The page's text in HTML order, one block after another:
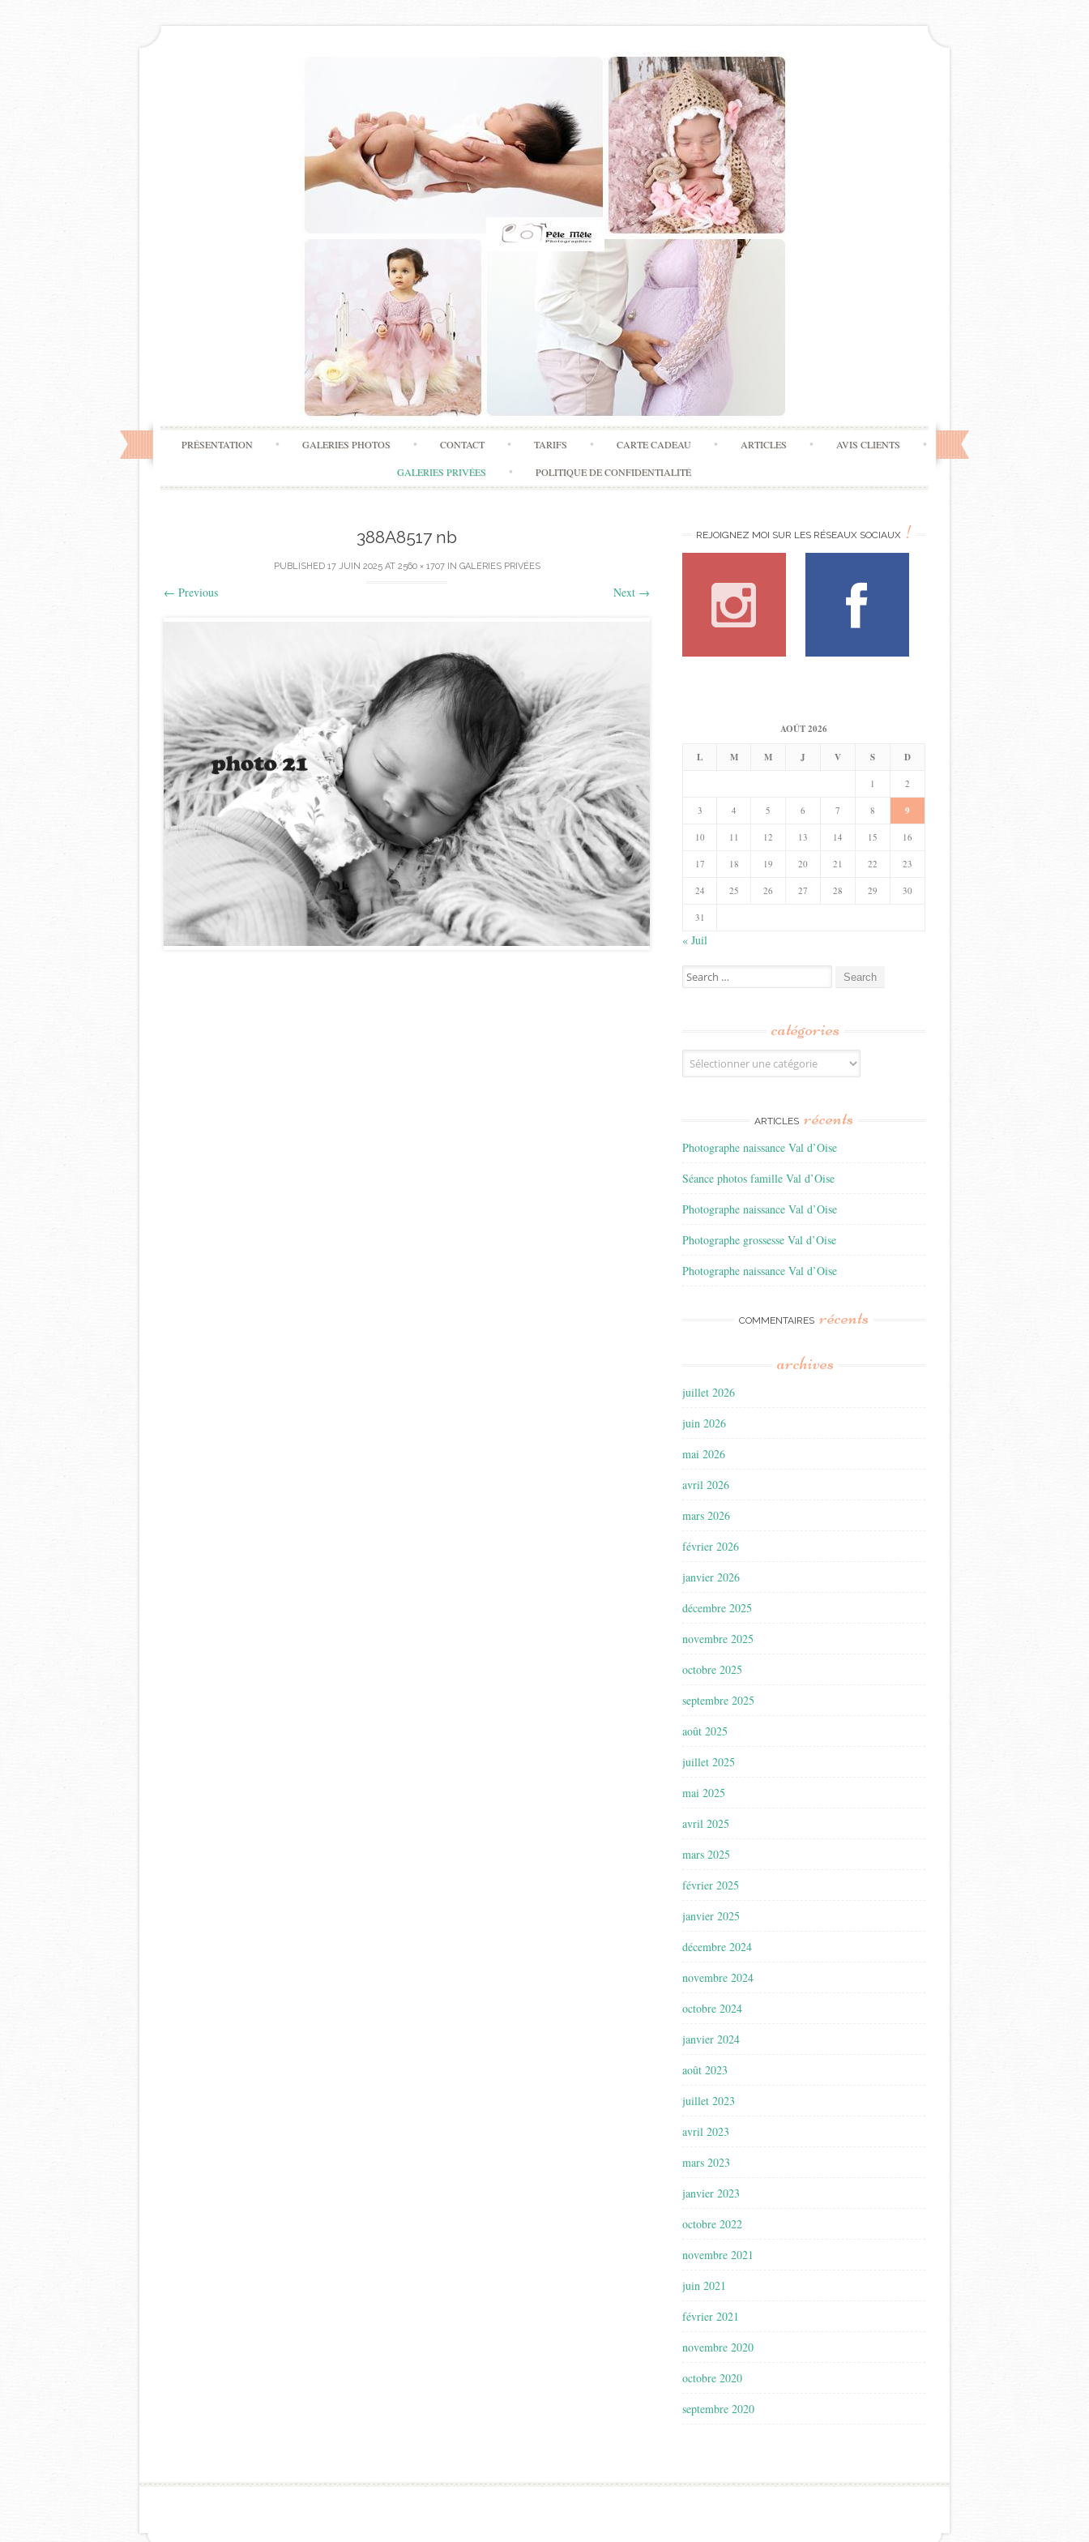
Skip
to
content
PRÉSENTATION GALERIES PHOTOS CONTACT TARIFS CARTE CADEAU ARTICLES AVIS CLIENTS
GALERIES PRIVÉES POLITIQUE DE CONFIDENTIALITÉ
388A8517 nb
PUBLISHED 17 JUIN 2025AT 2560 × 1707IN GALERIES PRIVÉES
← Previous Next →
REJOIGNEZ MOI SUR LES RÉSEAUX SOCIAUX !
AOÛT 2026
L M M J V S D
1 2
3 4 5 6 7 8 9
10 11 12 13 14 15 16
17 18 19 20 21 22 23
24 25 26 27 28 29 30
31
« Juil
Search
for:
catégories
Catégories
ARTICLES récents
Photographe naissance Val d’Oise
Séance photos famille Val d’Oise
Photographe naissance Val d’Oise
Photographe grossesse Val d’Oise
Photographe naissance Val d’Oise
COMMENTAIRES récents
archives
juillet 2026
juin 2026
mai 2026
avril 2026
mars 2026
février 2026
janvier 2026
décembre 2025
novembre 2025
octobre 2025
septembre 2025
août 2025
juillet 2025
mai 2025
avril 2025
mars 2025
février 2025
janvier 2025
décembre 2024
novembre 2024
octobre 2024
janvier 2024
août 2023
juillet 2023
avril 2023
mars 2023
janvier 2023
octobre 2022
novembre 2021
juin 2021
février 2021
novembre 2020
octobre 2020
septembre 2020